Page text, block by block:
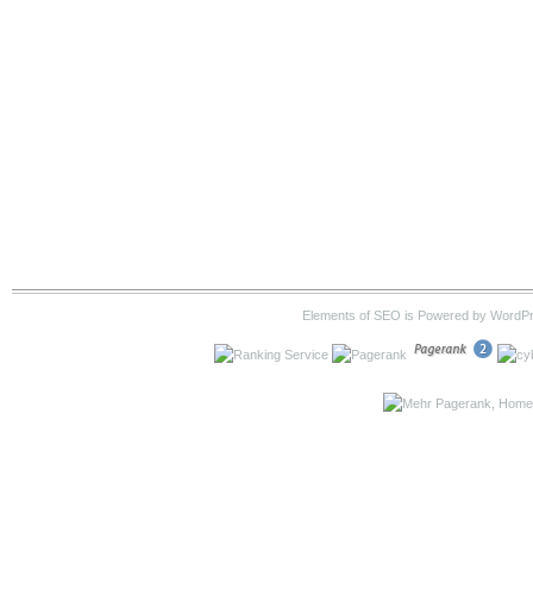
Elements of SEO is Powered by